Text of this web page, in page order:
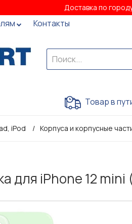
Доставка по
Контакты
Товар в
iPod Корпуса и корпусные
для iPhone 12